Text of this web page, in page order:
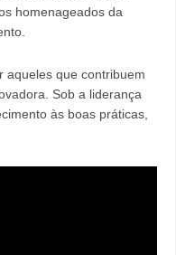
homenageados da
aqueles que contribuem
Sob a liderança
às boas práticas,